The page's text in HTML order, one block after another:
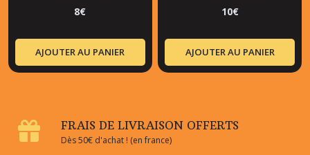
8€
AJOUTER AU PANIER
10€
AJOUTER AU PANIER
FRAIS DE LIVRAISON OFFERTS
Dès 50€ d'achat ! (en france)